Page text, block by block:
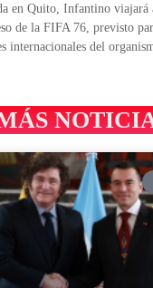
en Quito, Infantino viajará
de la FIFA 76, previsto
internacionales del